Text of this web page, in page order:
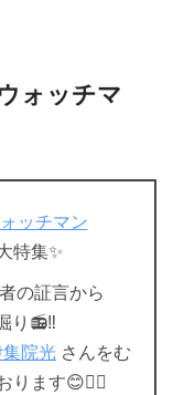
ォッチマ
ッチマン
特集✨
の証言から
り📻‼️
院光 さんをむ
ります😊❤️‍🔥